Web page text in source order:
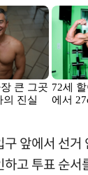
앞에서 선거
고 투표 순서